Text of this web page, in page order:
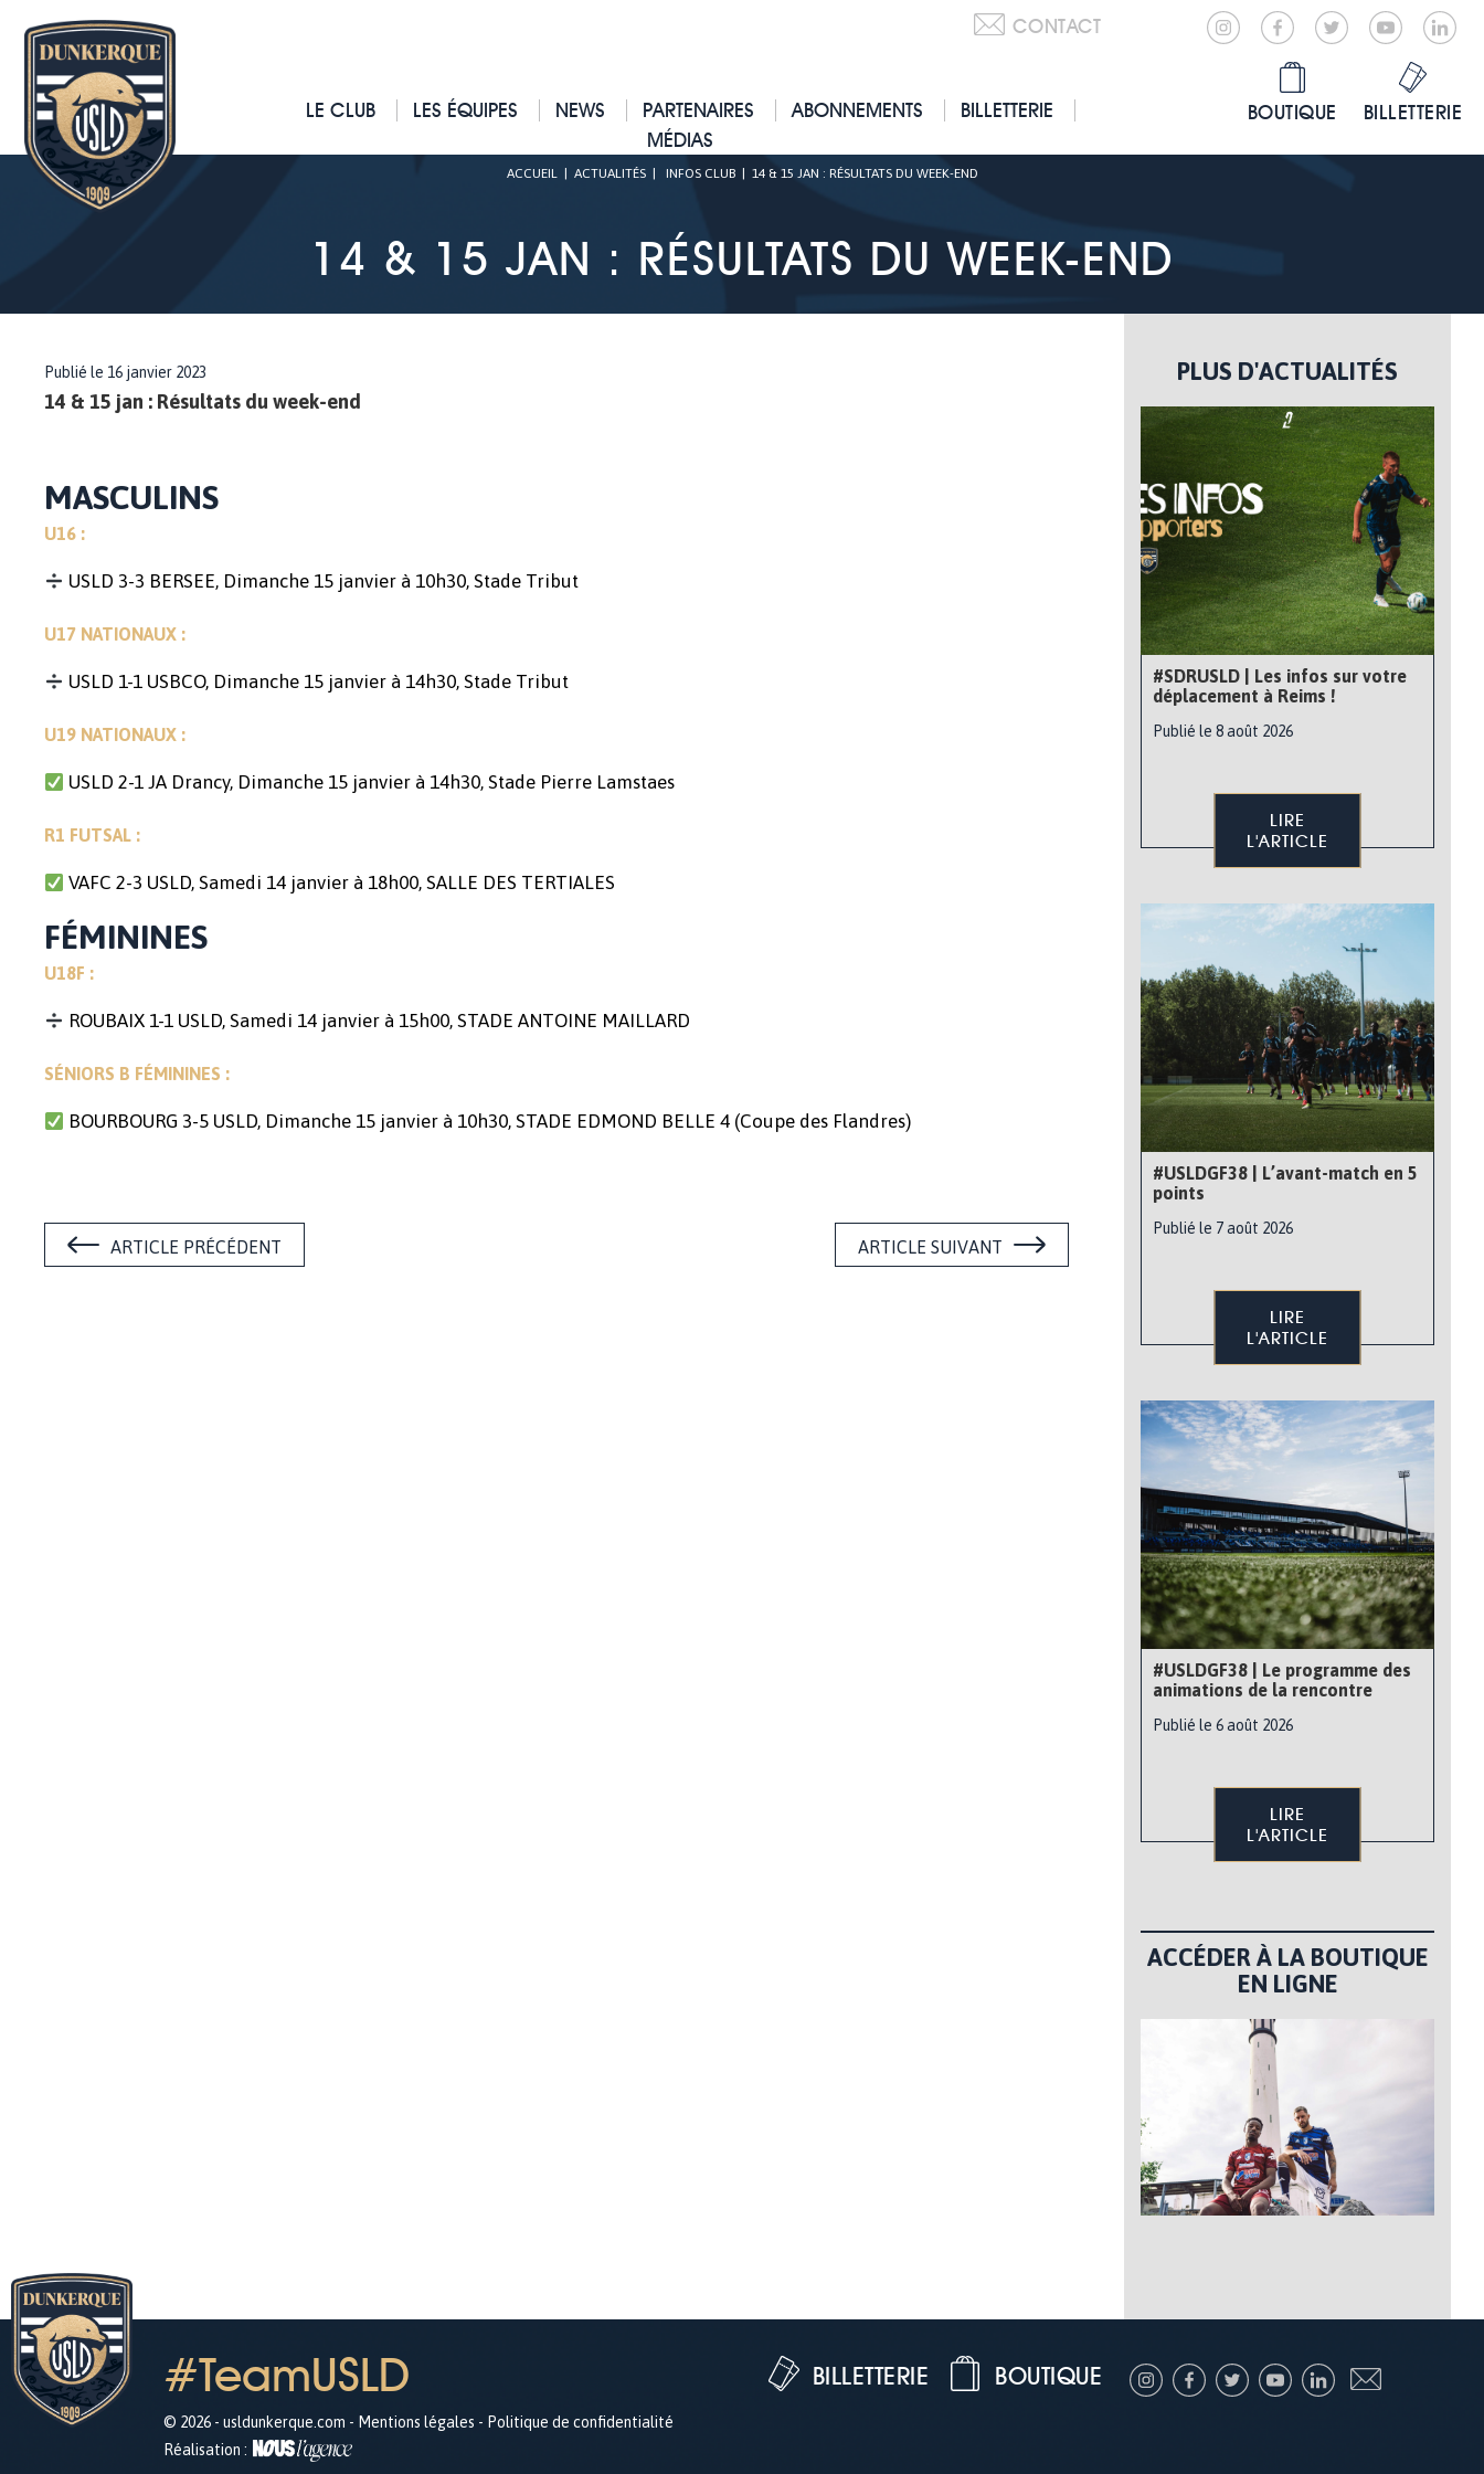
CONTACT
LE CLUB LES ÉQUIPES NEWS PARTENAIRES ABONNEMENTS
BILLETTERIE
MÉDIAS
BOUTIQUE BILLETTERIE
ACCUEIL| ACTUALITÉS| INFOS CLUB| 14 & 15 JAN : RÉSULTATS DU WEEK-END
14 & 15 JAN : RÉSULTATS DU WEEK-END
Publié le 16 janvier 2023
14 & 15 jan : Résultats du week-end
MASCULINS
U16 :
USLD 3-3 BERSEE, Dimanche 15 janvier à 10h30, Stade Tribut
U17 NATIONAUX :
USLD 1-1 USBCO, Dimanche 15 janvier à 14h30, Stade Tribut
U19 NATIONAUX :
USLD 2-1 JA Drancy, Dimanche 15 janvier à 14h30, Stade Pierre Lamstaes
R1 FUTSAL :
VAFC 2-3 USLD, Samedi 14 janvier à 18h00, SALLE DES TERTIALES
FÉMININES
U18F :
ROUBAIX 1-1 USLD, Samedi 14 janvier à 15h00, STADE ANTOINE MAILLARD
SÉNIORS B FÉMININES :
BOURBOURG 3-5 USLD, Dimanche 15 janvier à 10h30, STADE EDMOND BELLE 4 (Coupe des Flandres)
ARTICLE PRÉCÉDENT ARTICLE SUIVANT
PLUS D'ACTUALITÉS
#SDRUSLD | Les infos sur votre
déplacement à Reims !
Publié le 8 août 2026
LIRE
L'ARTICLE
#USLDGF38 | L’avant-match en 5
points
Publié le 7 août 2026
LIRE
L'ARTICLE
#USLDGF38 | Le programme des
animations de la rencontre
Publié le 6 août 2026
LIRE
L'ARTICLE
ACCÉDER À LA BOUTIQUE
EN LIGNE
#TeamUSLD
© 2026 - usldunkerque.com - Mentions légales - Politique de confidentialité
Réalisation :
BOUTIQUE
BILLETTERIE